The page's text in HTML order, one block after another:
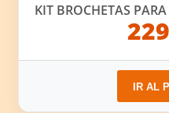
KIT BROCHETAS
IR AL